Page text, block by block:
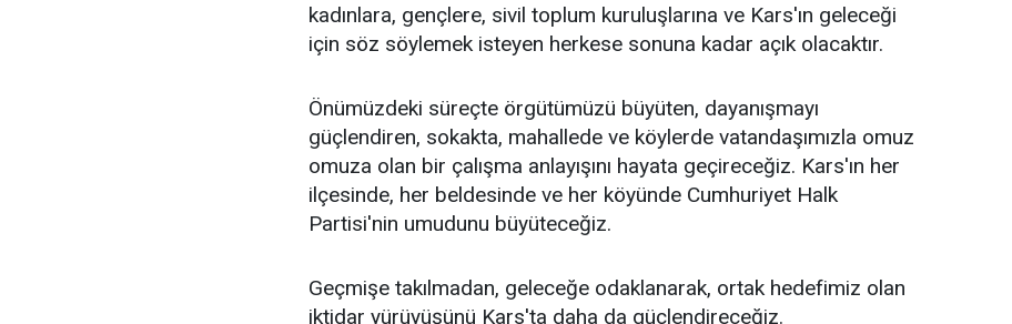
kadınlara, gençlere, sivil toplum kuruluşlarına ve Kars'ın geleceği
için söz söylemek isteyen herkese sonuna kadar açık olacaktır.
Önümüzdeki süreçte örgütümüzü büyüten, dayanışmayı
güçlendiren, sokakta, mahallede ve köylerde vatandaşımızla omuz
omuza olan bir çalışma anlayışını hayata geçireceğiz. Kars'ın her
ilçesinde, her beldesinde ve her köyünde Cumhuriyet Halk
Partisi'nin umudunu büyüteceğiz.
Geçmişe takılmadan, geleceğe odaklanarak, ortak hedefimiz olan
iktidar yürüyüşünü Kars'ta daha da güçlendireceğiz.